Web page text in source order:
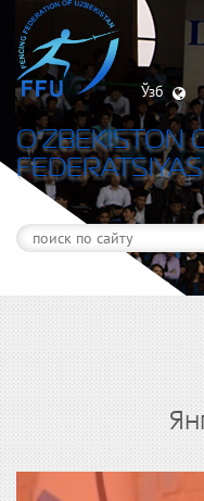
Ўзб
O’ZBEKISTON